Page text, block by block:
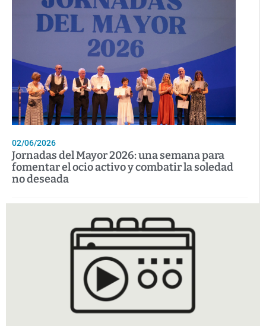
02/06/2026
Jornadas del Mayor 2026: una semana para
fomentar el ocio activo y combatir la soledad
no deseada